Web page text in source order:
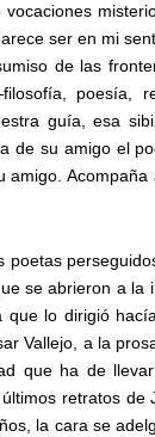
ser en mi
de las
poesía,
guía, esa
de su amigo el
se abrieron a la
lo dirigió
Vallejo, a la
que ha de
retratos de
la cara se